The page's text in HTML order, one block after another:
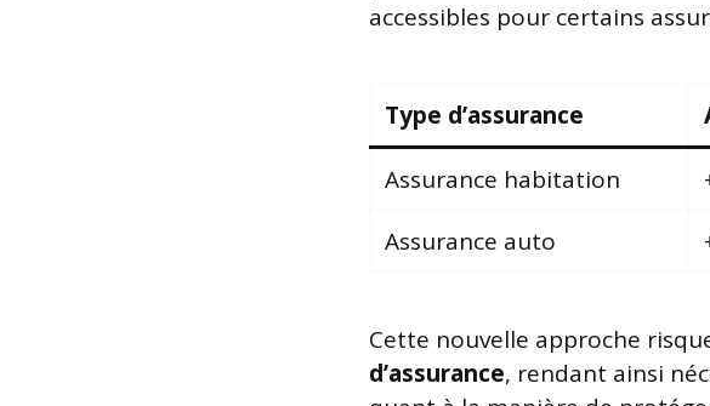
accessibles pour certains
Type d’assurance
Assurance habitation
Assurance auto
Cette nouvelle approche
d’assurance, rendant ainsi